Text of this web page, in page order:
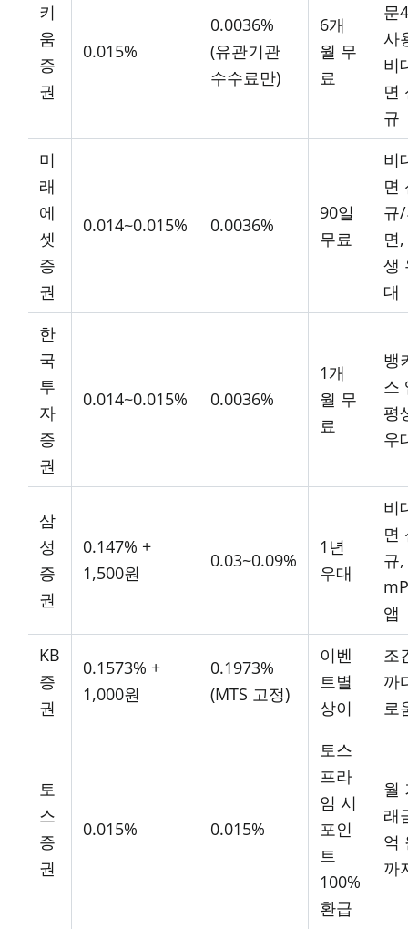
키
움
증
권
0.015%
0.0036%
(유관기관
수수료만)
6개
월 무
료
문
사
비
면
규
미
래
에
셋
증
권
0.014~0.015% 0.0036%
90일
무료
비
면
규
면
생
대
한
국
투
자
증
권
0.014~0.015% 0.0036%
1개
월 무
료
뱅
스
평
우
삼
성
증
권
0.147% +
1,500원
0.03~0.09%
1년
우대
비
면
규,
앱
KB
증
권
0.1573% +
1,000원
0.1973%
(MTS 고정)
이벤
트별
상이
조
까
로
토
스
증
권
0.015% 0.015%
토스
프라
임 시
포인
트
100%
환급
월
래
억
까